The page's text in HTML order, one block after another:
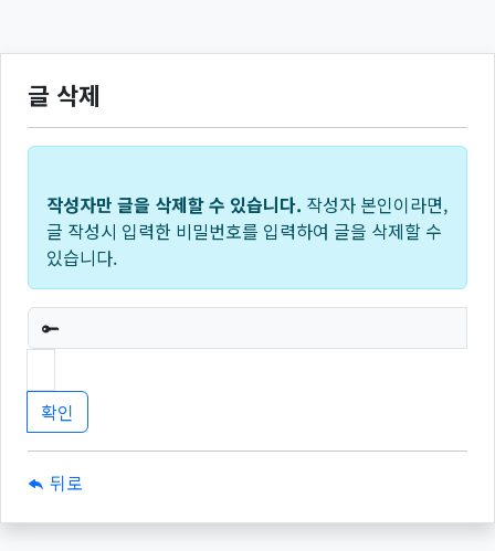
글 삭제
작성자만 글을 삭제할 수 있습니다. 작성자 본인이라면,
글 작성시 입력한 비밀번호를 입력하여 글을 삭제할 수
있습니다.
필수
뒤로